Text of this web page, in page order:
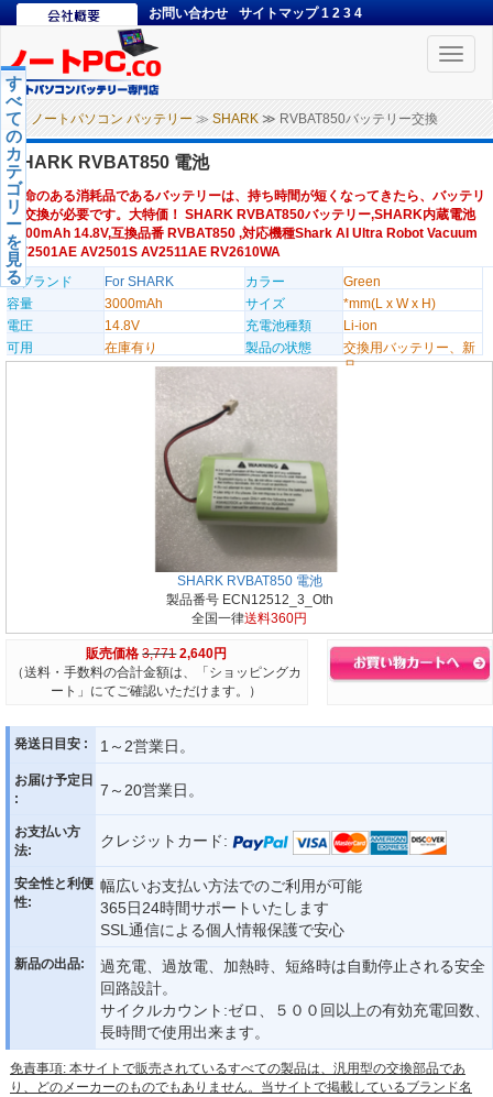
お問い合わせ サイトマップ 1 2 3 4
Toggle
ノートパソコン バッテリー ≫ SHARK ≫ RVBAT850バッテリー交換
す
べ
て
の
カ
テ
ゴ
リ
ー
を
見
る
SHARK RVBAT850 電池
寿命のある消耗品であるバッテリーは、持ち時間が短くなってきたら、バッテリ
ー交換が必要です。大特価！ SHARK RVBAT850バッテリー,SHARK内蔵電池
3000mAh 14.8V,互換品番 RVBAT850 ,対応機種Shark AI Ultra Robot Vacuum
AV2501AE AV2501S AV2511AE RV2610WA
のブランド
For SHARK カラー
Green
容量
3000mAh サイズ
*mm(L x W x H)
電圧
14.8V 充電池種類
Li-ion
可用
在庫有り 製品の状態
交換用バッテリー、新
品
SHARK RVBAT850 電池
製品番号 ECN12512_3_Oth
全国一律送料360円
販売価格 3,771 2,640円
（送料・手数料の合計金額は、「ショッピングカ
ート」にてご確認いただけます。）
発送日目安 : 1～2営業日。
お届け予定日
:
7～20営業日。
お支払い方
法:
クレジットカード:
安全性と利便
性:
幅広いお支払い方法でのご利用が可能
365日24時間サポートいたします
SSL通信による個人情報保護で安心
新品の出品:
過充電、過放電、加熱時、短絡時は自動停止される安全
回路設計。
サイクルカウント:ゼロ、５００回以上の有効充電回数、
長時間で使用出来ます。
免責事項: 本サイトで販売されているすべての製品は、汎用型の交換部品であ
り、どのメーカーのものでもありません。当サイトで掲載しているブランド名